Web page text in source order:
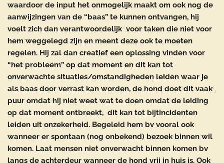
waardoor de input het onmogelijk maakt om ook nog de
aanwijzingen van de “baas” te kunnen ontvangen, hij
voelt zich dan verantwoordelijk voor taken die niet voor
hem weggelegd zijn en meent deze ook te moeten
regelen. Hij zal dan creatief een oplossing vinden voor
“het probleem” op dat moment en dit kan tot
onverwachte situaties/omstandigheden leiden waar je
als baas door verrast kan worden, de hond doet dit vaak
puur omdat hij niet weet wat te doen omdat de leiding
op dat moment ontbreekt, dit kan tot bijtincidenten
leiden uit onzekerheid. Begeleid hem bv vooral ook
wanneer er spontaan (nog onbekend) bezoek binnen wil
komen. Laat mensen niet onverwacht binnen komen bv
langs de achterdeur wanneer de hond vrij in huis is. Ook